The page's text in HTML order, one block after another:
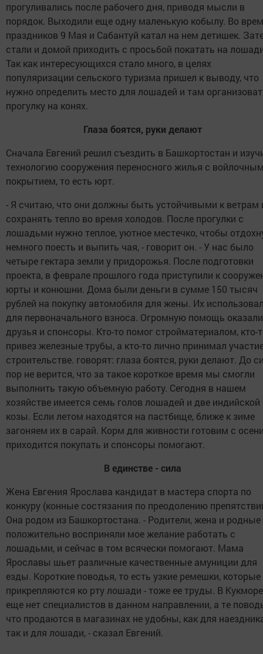
прогуливались после рабочего дня, приводя мысли в
порядок. Выходили еще одну маленькую кобылу. Во
праздников 9 Мая и Сабантуй катал на нем детишек.
стали и домой приходить с просьбой покатать на
Так как интересующихся стало много, в целях
популяризации сельского туризма пришел к выводу, что
нужно определить место для лошадей и там
прогулку на конях.
Глаза боятся, руки делают
Сначала Евгений решил съездить в Башкортостан и
технологию сооружения переносного жилья с
покрытием, то есть юрт.
- Я считаю, что они должны быть устойчивыми к ветрам
сохранять тепло во время холодов. После прогулки с
лошадьми нужно теплое, уютное местечко, чтобы
немного поесть и выпить чая, - говорит он. - У нас было
четыре гектара земли у придорожья. После подготовки
проекта, в феврале прошлого года приступили к
юрты и конюшни. Дома были деньги в сумме 150 тысяч
рублей на покупку автомобиля для жены. Их
для первоначального взноса. Огромную помощь оказали
друзья и спонсоры. Кто-то помог стройматериалом, кто-
привез железные трубы, а кто-то лично принимал
строительстве. говорят: глаза боятся, руки делают. До
пор не верится, что за такое короткое время мы смогли
выполнить такую объемную работу. Сегодня в нашем
хозяйстве имеется семь голов лошадей и две индийской
козы. Если летом находятся на пастбище, ближе к зиме
загоняем их в сарай. Корм для живности готовим с
приходится покупать и спонсоры помогают.
В единстве - сила
Жена Евгения Ярослава кандидат в мастера спорта по
конкуру (конные состязания по преодолению
Она родом из Башкортостана. - Родители, жена и родные
положительно восприняли мое желание работать с
лошадьми, и сейчас в том всячески помогают. Мама
Ярославы шьет различные качественные амуниции для
езды. Короткие поводья, то есть узкие ремешки, которые
прикрепляются ко рту лошади - тоже ее труды. В Кукморе
еще нет специалистов в данном направлении, а те
что продаются в магазинах не удобны, как для
так и для лошади, - сказал Евгений.